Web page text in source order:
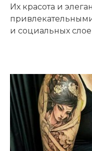
Их красота и
и социальных